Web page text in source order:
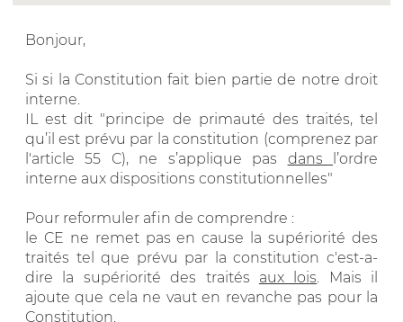
Bonjour,
Si si la Constitution fait bien partie de notre droit
interne.
IL est dit "principe de primauté des traités, tel
qu’il est prévu par la constitution (comprenez par
l'article 55 C), ne s’applique pas dans
l’ordre
interne aux dispositions constitutionnelles"
Pour reformuler afin de comprendre :
le CE ne remet pas en cause la supériorité des
traités tel que prévu par la constitution c'est-a-
dire la supériorité des traités aux lois. Mais il
ajoute que cela ne vaut en revanche pas pour la
Constitution.